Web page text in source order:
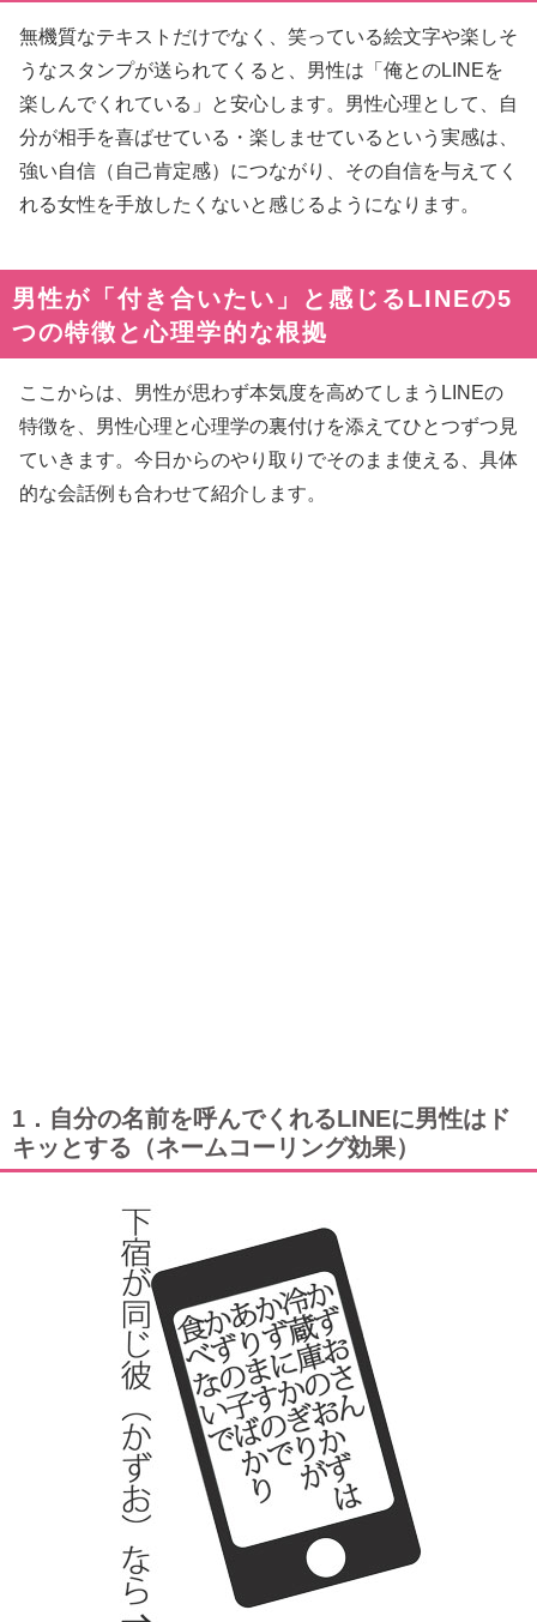
無機質なテキストだけでなく、笑っている絵文字や楽しそ
うなスタンプが送られてくると、男性は「俺とのLINEを
楽しんでくれている」と安心します。男性心理として、自
分が相手を喜ばせている・楽しませているという実感は、
強い自信（自己肯定感）につながり、その自信を与えてく
れる女性を手放したくないと感じるようになります。
男性が「付き合いたい」と感じるLINEの5
つの特徴と心理学的な根拠
ここからは、男性が思わず本気度を高めてしまうLINEの
特徴を、男性心理と心理学の裏付けを添えてひとつずつ見
ていきます。今日からのやり取りでそのまま使える、具体
的な会話例も合わせて紹介します。
1．自分の名前を呼んでくれるLINEに男性はド
キッとする（ネームコーリング効果）